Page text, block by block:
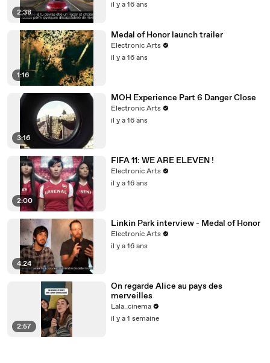
2:38
il y a 16 ans
1:16
Medal of Honor launch trailer
Electronic Arts
il y a 16 ans
3:16
MOH Experience Part 6 Danger Close
Electronic Arts
il y a 16 ans
2:00
FIFA 11: WE ARE ELEVEN !
Electronic Arts
il y a 16 ans
4:24
Linkin Park interview - Medal of Honor
Electronic Arts
il y a 16 ans
2:57
On regarde Alice au pays des
merveilles
Lala_cinema
il y a 1 semaine